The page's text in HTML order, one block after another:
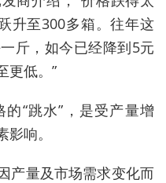
升至300多箱。往年这
斤，如今已经降到5元
更低。”
“跳水”，是受产量增
响。
产量及市场需求变化而